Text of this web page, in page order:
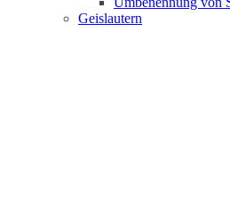
Geislautern